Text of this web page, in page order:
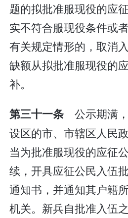
题的拟批准服现役的应
实不符合服现役条件或
有关规定情形的，取消
缺额从拟批准服现役的
补。
第三十一条 公示期满
设区的市、市辖区人民
当为批准服现役的应征
续，开具应征公民入伍
通知书，并通知其户籍
机关。新兵自批准入伍